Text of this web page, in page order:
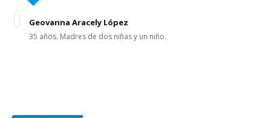
Geovanna Aracely López
35 años. Madres de dos niñas y un niño.